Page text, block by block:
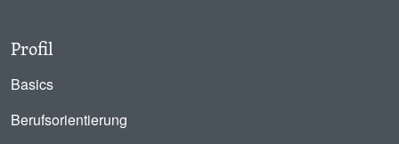
Profil
Basics
Berufsorientierung